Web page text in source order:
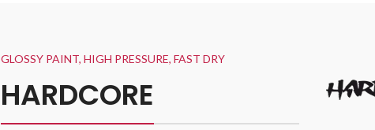
GLOSSY PAINT, HIGH PRESSURE, FAST DRY
HARDCORE